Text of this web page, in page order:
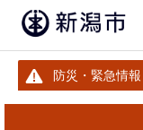
防災・緊急情報